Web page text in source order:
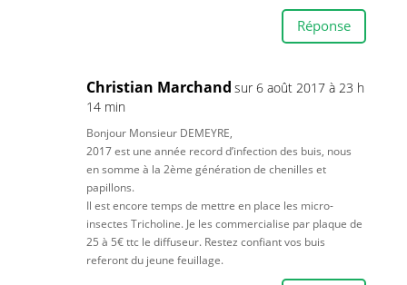
Réponse
Christian Marchand sur 6 août 2017 à 23 h
14 min
Bonjour Monsieur DEMEYRE,
2017 est une année record d’infection des buis, nous
en somme à la 2ème génération de chenilles et
papillons.
Il est encore temps de mettre en place les micro-
insectes Tricholine. Je les commercialise par plaque de
25 à 5€ ttc le diffuseur. Restez confiant vos buis
referont du jeune feuillage.